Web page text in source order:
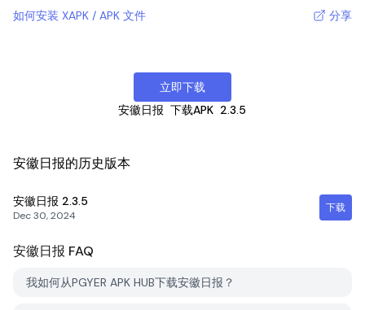
如何安装 XAPK / APK 文件 分享
立即下载
安徽日报 下载APK 2.3.5
安徽日报的历史版本
安徽日报 2.3.5
Dec 30, 2024
下载
安徽日报 FAQ
我如何从PGYER APK HUB下载安徽日报？